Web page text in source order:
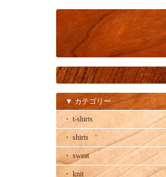
▼ カテゴリー
・ t-shirts
・ shirts
・ sweat
・ knit